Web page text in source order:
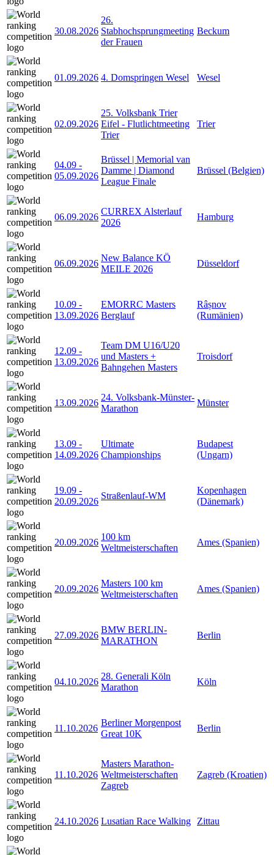
30.08.2026
26.
Stabhochsprungmeeting
der Frauen
Beckum
01.09.2026 4. Domspringen Wesel Wesel
02.09.2026
25. Volksbank Trier
Eifel - Flutlichtmeeting
Trier
Trier
04.09 -
05.09.2026
Brüssel | Memorial van
Damme | Diamond
League Finale
Brüssel (Belgien)
06.09.2026
CURREX Alsterlauf
2026
Hamburg
06.09.2026
New Balance KÖ
MEILE 2026
Düsseldorf
10.09 -
13.09.2026
EMORRC Masters
Berglauf
Râșnov
(Rumänien)
12.09 -
13.09.2026
Team DM U16/U20
und Masters +
Bahngehen Masters
Troisdorf
13.09.2026
24. Volksbank-Münster-
Marathon
Münster
13.09 -
14.09.2026
Ultimate
Championships
Budapest
(Ungarn)
19.09 -
20.09.2026
Straßenlauf-WM
Kopenhagen
(Dänemark)
20.09.2026
100 km
Weltmeisterschaften
Ames (Spanien)
20.09.2026
Masters 100 km
Weltmeisterschaften
Ames (Spanien)
27.09.2026
BMW BERLIN-
MARATHON
Berlin
04.10.2026
28. Generali Köln
Marathon
Köln
11.10.2026
Berliner Morgenpost
Great 10K
Berlin
11.10.2026
Masters Marathon-
Weltmeisterschaften
Zagreb
Zagreb (Kroatien)
24.10.2026 Lusatian Race Walking Zittau